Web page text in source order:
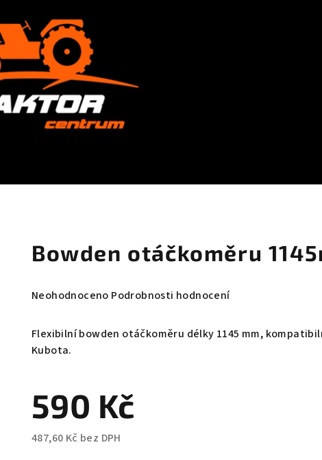
Bowden otáčkoměru
Průměrné
produktu
je
5
hvězdiček.
Neohodnoceno Podrobnosti hodnocení
Flexibilní bowden otáčkoměru délky 1145 mm,
Kubota.
590 Kč
487,60 Kč bez DPH